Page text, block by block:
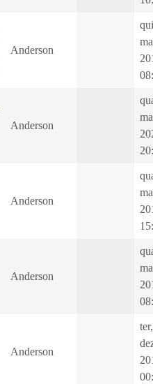
Anderson
Anderson
Anderson
Anderson
Anderson